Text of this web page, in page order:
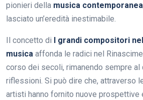
pionieri della musica contemporanea
lasciato un’eredità inestimabile.
Il concetto di
I grandi compositori
musica affonda le radici nel
corso dei secoli, rimanendo sempre
riflessioni. Si può dire che, attraverso
artisti hanno fornito nuove prospettive